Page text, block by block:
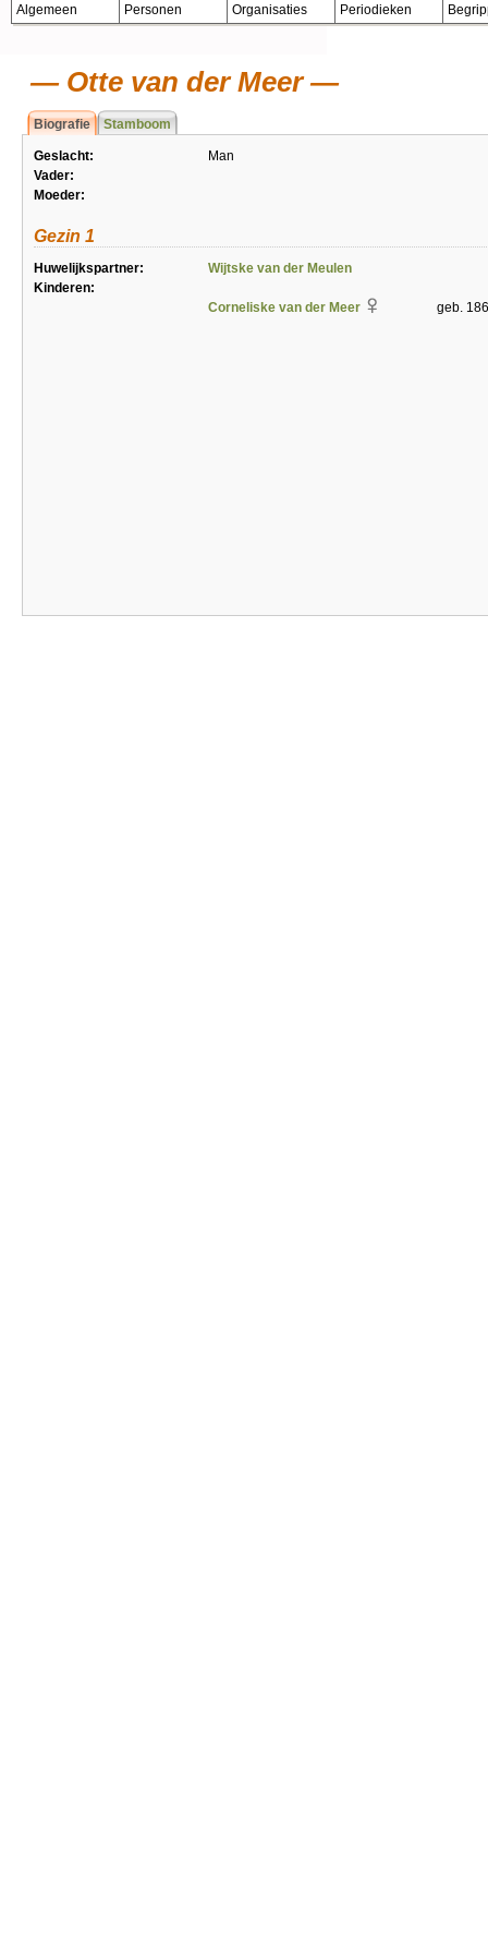
Algemeen Personen Organisaties Periodieken
Otte van der Meer
Biografie Stamboom
Geslacht:
Man
Vader:
Moeder:
Gezin 1
Huwelijkspartner:
Wijtske van der Meulen
Kinderen:
Corneliske van der Meer
geb.